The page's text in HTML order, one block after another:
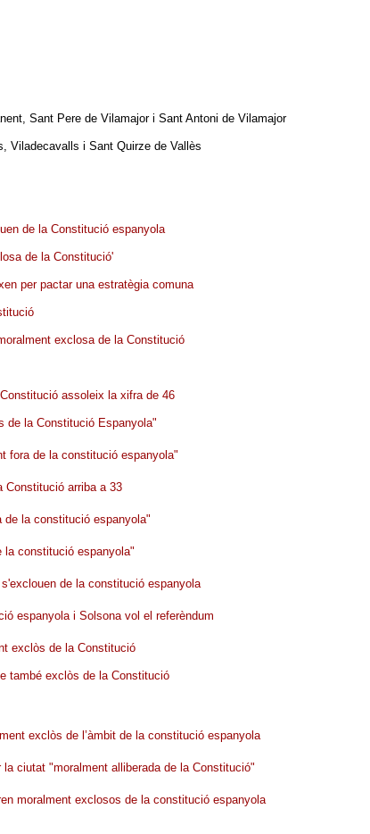
Sant Pere de Vilamajor i Sant Antoni de Vilamajor
Viladecavalls i Sant Quirze de Vallès
de la Constitució espanyola
de la Constitució'
per pactar una estratègia comuna
exclosa de la Constitució
assoleix la xifra de 46
de la Constitució Espanyola"
fora de la constitució espanyola"
Constitució arriba a 33
de la constitució espanyola"
la constitució espanyola"
de la constitució espanyola
espanyola i Solsona vol el referèndum
exclòs de la Constitució
també exclòs de la Constitució
exclòs de l’àmbit de la constitució espanyola
ciutat "moralment alliberada de la Constitució"
moralment exclosos de la constitució espanyola